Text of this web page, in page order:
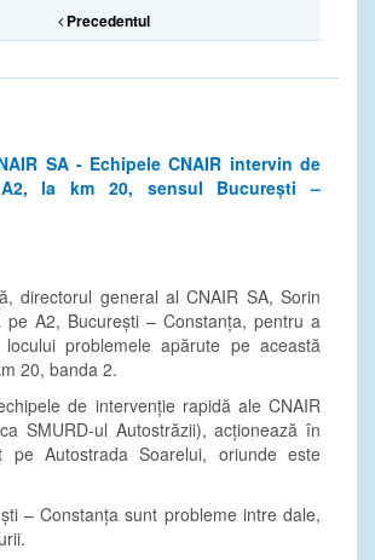
Precedentul
SA - Echipele CNAIR intervin de
la km 20, sensul București –
directorul general al CNAIR SA, Sorin
pe A2, București – Constanța, pentru a
problemele apărute pe această
20, banda 2.
de intervenție rapidă ale CNAIR
SMURD-ul Autostrăzii), acționează în
pe Autostrada Soarelui, oriunde este
– Constanța sunt probleme intre dale,